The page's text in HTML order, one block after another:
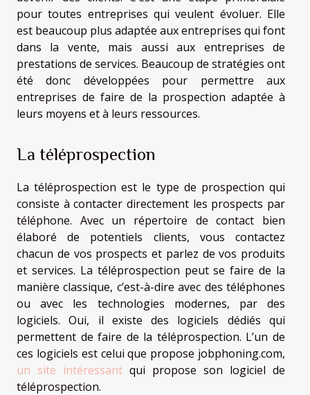
pour toutes entreprises qui veulent évoluer. Elle
est beaucoup plus adaptée aux entreprises qui font
dans la vente, mais aussi aux entreprises de
prestations de services. Beaucoup de stratégies ont
été donc développées pour permettre aux
entreprises de faire de la prospection adaptée à
leurs moyens et à leurs ressources.
La téléprospection
La téléprospection est le type de prospection qui
consiste à contacter directement les prospects par
téléphone. Avec un répertoire de contact bien
élaboré de potentiels clients, vous contactez
chacun de vos prospects et parlez de vos produits
et services. La téléprospection peut se faire de la
manière classique, c’est-à-dire avec des téléphones
ou avec les technologies modernes, par des
logiciels. Oui, il existe des logiciels dédiés qui
permettent de faire de la téléprospection. L’un de
ces logiciels est celui que propose jobphoning.com,
un site intéressant qui propose son logiciel de
téléprospection.